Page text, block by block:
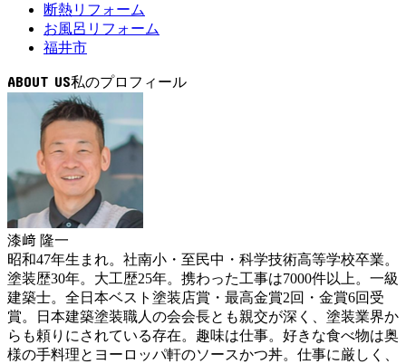
断熱リフォーム
お風呂リフォーム
福井市
ABOUT US
漆﨑 隆一
昭和47年生まれ。社南小・至民中・科学技術高等学校卒業。
塗装歴30年。大工歴25年。携わった工事は7000件以上。一級
建築士。全日本ベスト塗装店賞・最高金賞2回・金賞6回受
賞。日本建築塗装職人の会会長とも親交が深く、塗装業界か
らも頼りにされている存在。趣味は仕事。好きな食べ物は奥
様の手料理とヨーロッパ軒のソースかつ丼。仕事に厳しく、